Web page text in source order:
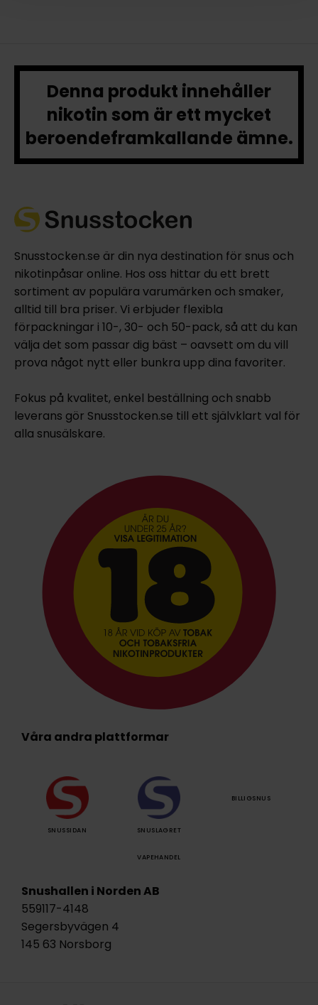
Denna produkt innehåller
nikotin som är ett mycket
beroendeframkallande ämne.
Snusstocken.se är din nya destination för snus och
nikotinpåsar online. Hos oss hittar du ett brett
sortiment av populära varumärken och smaker,
alltid till bra priser. Vi erbjuder flexibla
förpackningar i 10-, 30- och 50-pack, så att du kan
välja det som passar dig bäst – oavsett om du vill
prova något nytt eller bunkra upp dina favoriter.
Fokus på kvalitet, enkel beställning och snabb
leverans gör Snusstocken.se till ett självklart val för
alla snusälskare.
Våra andra plattformar
SNUSSIDAN SNUSLAGRET
BILLIGSNUS
VAPEHANDEL
Snushallen i Norden AB
559117-4148
Segersbyvägen 4
145 63 Norsborg